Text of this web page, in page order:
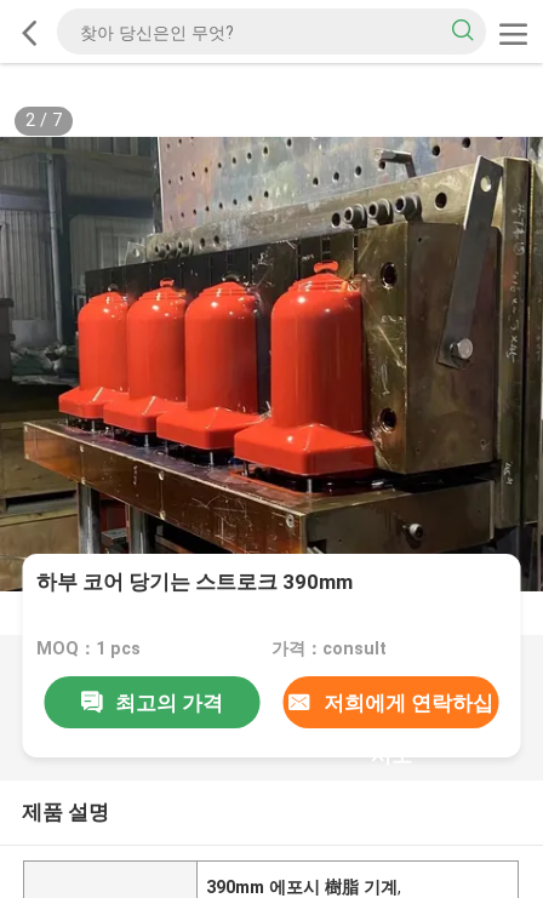
2/ 7
하부 코어 당기는 스트로크 390mm
MOQ：1 pcs 가격：consult
최고의 가격 저희에게 연락하십
시오
제품 설명
390mm 에포시 樹脂 기계,